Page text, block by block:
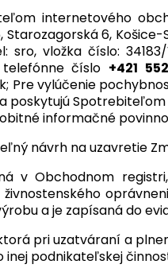
internetového
Starozagorská 6,
sro, vložka číslo:
číslo +421
Pre vylúčenie
poskytujú
informačné
návrh na uzavretie
v Obchodnom
a je zapísaná do
pri uzatváraní a
podnikateľskej